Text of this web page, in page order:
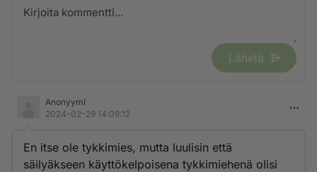
Lähetä
Anonyymi
2024-02-29 14:09:12
En itse ole tykkimies, mutta luulisin että
säilyäkseen käyttökelpoisena tykkimiehenä olisi